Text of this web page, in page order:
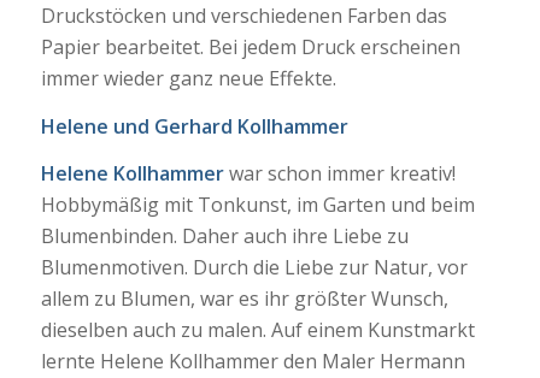
Druckstöcken und verschiedenen Farben das
Papier bearbeitet. Bei jedem Druck erscheinen
immer wieder ganz neue Effekte.
Helene und Gerhard Kollhammer
Helene Kollhammerwar schon immer kreativ!
Hobbymäßig mit Tonkunst, im Garten und beim
Blumenbinden. Daher auch ihre Liebe zu
Blumenmotiven. Durch die Liebe zur Natur, vor
allem zu Blumen, war es ihr größter Wunsch,
dieselben auch zu malen. Auf einem Kunstmarkt
lernte Helene Kollhammer den Maler Hermann